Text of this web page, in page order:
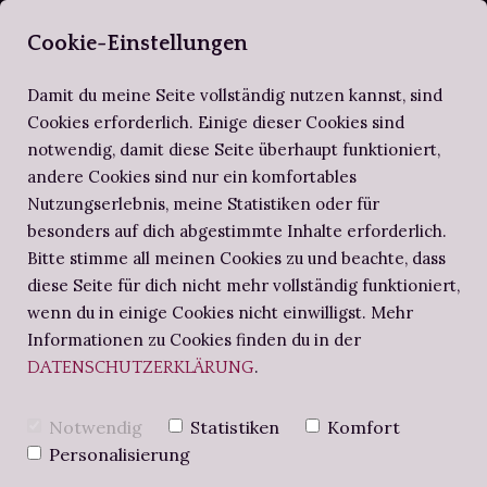
ZIRKEL DER SELBERBUCHBINDER
BUCHBINDEN-WORKSHOPS
BUCHBINDERS BRIEFE
SCHRITT FÜR SCHRITT
BUCHBINDE-PROJEKTE
ALTES WISSEN
NOTIZBUCH
ANLEITUNG:
EINE
Cookie-Einstellungen
Damit du meine Seite vollständig nutzen kannst, sind
Cookies erforderlich. Einige dieser Cookies sind
notwendig, damit diese Seite überhaupt funktioniert,
andere Cookies sind nur ein komfortables
Nutzungserlebnis, meine Statistiken oder für
besonders auf dich abgestimmte Inhalte erforderlich.
Bitte stimme all meinen Cookies zu und beachte, dass
diese Seite für dich nicht mehr vollständig funktioniert,
wenn du in einige Cookies nicht einwilligst. Mehr
Informationen zu Cookies finden du in der
DATENSCHUTZERKLÄRUNG.
Notwendig Statistiken
Komfort
Personalisierung